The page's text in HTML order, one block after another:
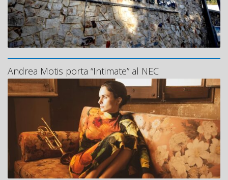
Andrea Motis porta “Intimate” al NEC